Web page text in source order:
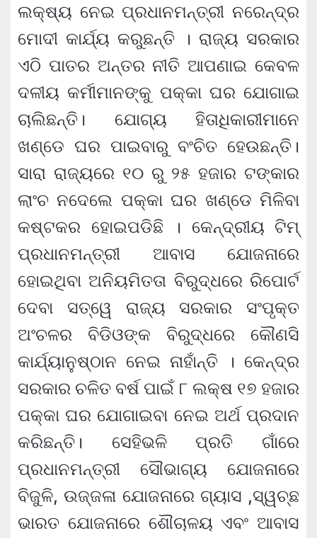
ଲକ୍ଷ୍ୟ ନେଇ ପ୍ରଧାନମନ୍ତ୍ରୀ ନରେନ୍ଦ୍ର
ମୋଦୀ କାର୍ଯ୍ୟ କରୁଛନ୍ତି । ରାଜ୍ୟ ସରକାର
ଏଠି ପାତର ଅନ୍ତର ନୀତି ଆପଣାଇ କେବଳ
ଦଳୀୟ କର୍ମୀମାନଙ୍କୁ ପକ୍କା ଘର ଯୋଗାଇ
ଚାଲିଛନ୍ତି। ଯୋଗ୍ୟ ହିତାଧିକାରୀମାନେ
ଖଣ୍ଡେ ଘର ପାଇବାରୁ ବଂଚିତ ହେଉଛନ୍ତି।
ସାରା ରାଜ୍ୟରେ ୧୦ ରୁ ୨୫ ହଜାର ଟଙ୍କାର
ଲାଂଚ ନଦେଲେ ପକ୍କା ଘର ଖଣ୍ଡେ ମିଳିବା
କଷ୍ଟକର ହୋଇପଡିଛି । କେନ୍ଦ୍ରୀୟ ଟିମ୍
ପ୍ରଧାନମନ୍ତ୍ରୀ ଆବାସ ଯୋଜନାରେ
ହୋଇଥିବା ଅନିୟମିତତା ବିରୁଦ୍ଧରେ ରିପୋର୍ଟ
ଦେବା ସତ୍ୱେ ରାଜ୍ୟ ସରକାର ସଂପୃକ୍ତ
ଅଂଚଳର ବିଡିଓଙ୍କ ବିରୁଦ୍ଧରେ କୌଣସି
କାର୍ଯ୍ୟାନୁଷ୍ଠାନ ନେଇ ନାହାଁନ୍ତି । କେନ୍ଦ୍ର
ସରକାର ଚଳିତ ବର୍ଷ ପାଇଁ ୮ ଲକ୍ଷ ୧୭ ହଜାର
ପକ୍କା ଘର ଯୋଗାଇବା ନେଇ ଅର୍ଥ ପ୍ରଦାନ
କରିଛନ୍ତି। ସେହିଭଳି ପ୍ରତି ଗାଁରେ
ପ୍ରଧାନମନ୍ତ୍ରୀ ସୌଭାଗ୍ୟ ଯୋଜନାରେ
ବିଜୁଳି, ଉଜ୍ଜଳା ଯୋଜନାରେ ଗ୍ୟାସ ,ସ୍ୱଚ୍ଛ
ଭାରତ ଯୋଜନାରେ ଶୌଚାଳୟ ଏବଂ ଆବାସ